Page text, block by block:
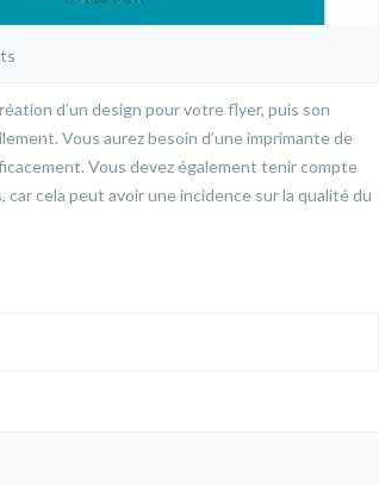
d’un design pour votre flyer, puis son
Vous aurez besoin d’une imprimante de
Vous devez également tenir compte
cela peut avoir une incidence sur la qualité du